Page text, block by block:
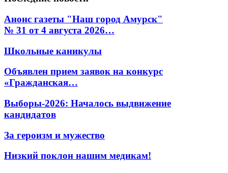
Анонс газеты "Наш город Амурск"
№ 31 от 4 августа 2026…
Школьные каникулы
Объявлен прием заявок на конкурс
«Гражданская…
Выборы-2026: Началось выдвижение
кандидатов
За героизм и мужество
Низкий поклон нашим медикам!